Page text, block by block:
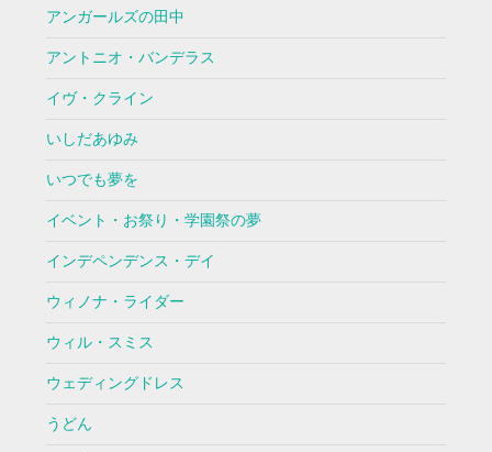
アンガールズの田中
アントニオ・バンデラス
イヴ・クライン
いしだあゆみ
いつでも夢を
イベント・お祭り・学園祭の夢
インデペンデンス・デイ
ウィノナ・ライダー
ウィル・スミス
ウェディングドレス
うどん